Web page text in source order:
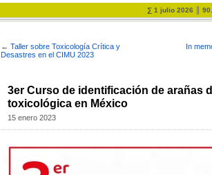
∑ 1 julio 2026 ║
← Taller sobre Toxicología Crítica y
Desastres en el CIMU 2023
In
3er Curso de identificación de arañas
toxicológica en México
15 enero 2023